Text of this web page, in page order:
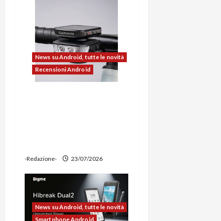
o News su Android, tutte le novità
Recensioni Android
-Redazione- 23/07/2026
News su Android, tutte le novità
Smartphone Android